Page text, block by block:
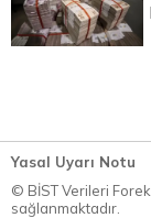
Yasal Uyarı Notu
© BİST Verileri
sağlanmaktadır.